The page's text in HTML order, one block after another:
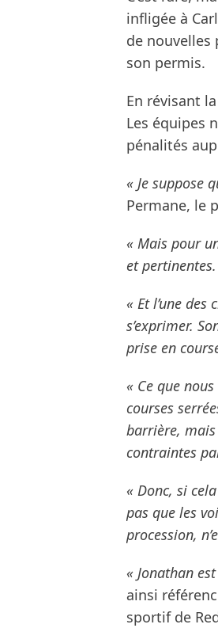
infligée à
de nouvelles
son permis.
En révisant
Les équipes
pénalités
« Je suppose
Permane, le
« Mais pour
et
« Et l’une des
s’exprimer.
prise en
« Ce que
courses
barrière, mais
contraintes
« Donc, si
pas que les
procession,
« Jonathan
ainsi
sportif de